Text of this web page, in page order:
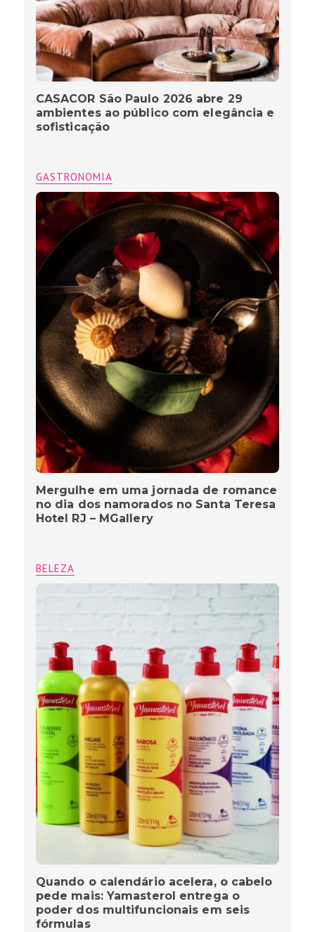
CASACOR São Paulo 2026 abre 29
ambientes ao público com elegância e
sofisticação
GASTRONOMIA
Mergulhe em uma jornada de romance
no dia dos namorados no Santa Teresa
Hotel RJ – MGallery
BELEZA
Quando o calendário acelera, o cabelo
pede mais: Yamasterol entrega o
poder dos multifuncionais em seis
fórmulas